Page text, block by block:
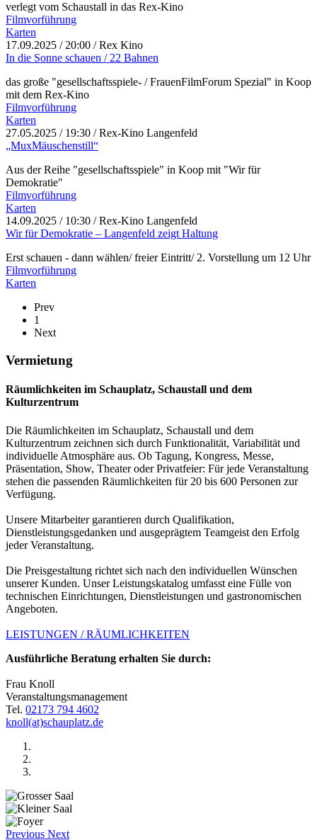
verlegt vom Schaustall in das Rex-Kino
Filmvorführung
Karten
17.09.2025 / 20:00 / Rex Kino
In die Sonne schauen / 22 Bahnen
das große "gesellschaftsspiele- / FrauenFilmForum Spezial" in Koop
mit dem Rex-Kino
Filmvorführung
Karten
27.05.2025 / 19:30 / Rex-Kino Langenfeld
„MuxMäuschenstill“
Aus der Reihe "gesellschaftsspiele" in Koop mit "Wir für
Demokratie"
Filmvorführung
Karten
14.09.2025 / 10:30 / Rex-Kino Langenfeld
Wir für Demokratie – Langenfeld zeigt Haltung
Erst schauen - dann wählen/ freier Eintritt/ 2. Vorstellung um 12 Uhr
Filmvorführung
Karten
Prev
1
Next
Vermietung
Räumlichkeiten im Schauplatz, Schaustall und dem
Kulturzentrum
Die Räumlichkeiten im Schauplatz, Schaustall und dem
Kulturzentrum zeichnen sich durch Funktionalität, Variabilität und
individuelle Atmosphäre aus. Ob Tagung, Kongress, Messe,
Präsentation, Show, Theater oder Privatfeier: Für jede Veranstaltung
stehen die passenden Räumlichkeiten für 20 bis 600 Personen zur
Verfügung.
Unsere Mitarbeiter garantieren durch Qualifikation,
Dienstleistungsgedanken und ausgeprägtem Teamgeist den Erfolg
jeder Veranstaltung.
Die Preisgestaltung richtet sich nach den individuellen Wünschen
unserer Kunden. Unser Leistungskatalog umfasst eine Fülle von
technischen Einrichtungen, Dienstleistungen und gastronomischen
Angeboten.
LEISTUNGEN / RÄUMLICHKEITEN
Ausführliche Beratung erhalten Sie durch:
Frau Knoll
Veranstaltungsmanagement
Tel. 02173 794 4602
knoll(at)schauplatz.de
Previous Next